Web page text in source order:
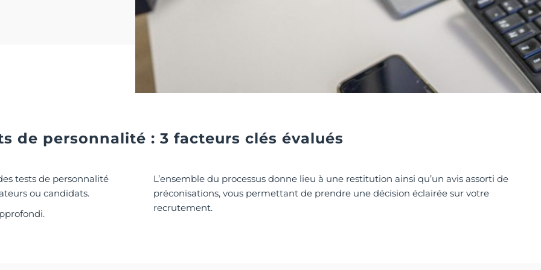
de personnalité : 3 facteurs clés évalués
tests de personnalité
ou candidats.
L’ensemble du processus donne lieu à une restitution ainsi qu’un avis assorti de
préconisations, vous permettant de prendre une décision éclairée sur votre
recrutement.